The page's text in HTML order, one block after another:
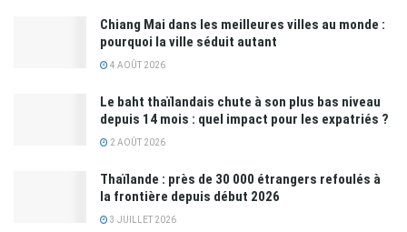
Chiang Mai dans les meilleures villes au monde :
pourquoi la ville séduit autant
4 AOÛT 2026
Le baht thaïlandais chute à son plus bas niveau
depuis 14 mois : quel impact pour les expatriés ?
2 AOÛT 2026
Thaïlande : près de 30 000 étrangers refoulés à
la frontière depuis début 2026
3 JUILLET 2026